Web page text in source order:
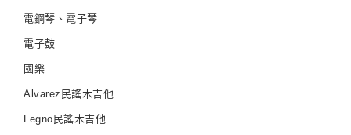
電鋼琴、電子琴
電子鼓
國樂
Alvarez民謠木吉他
Legno民謠木吉他